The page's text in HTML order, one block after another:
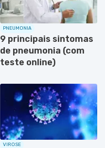
PNEUMONIA
9 principais sintomas
de pneumonia (com
teste online)
VIROSE